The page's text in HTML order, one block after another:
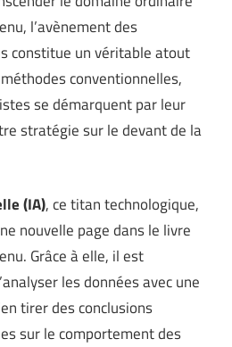
l’avènement des
constitue un véritable atout
conventionnelles,
se démarquent par leur
stratégie sur le devant de la
(IA), ce titan technologique,
nouvelle page dans le livre
Grâce à elle, il est
les données avec une
tirer des conclusions
sur le comportement des